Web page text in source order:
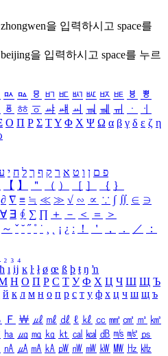
zhongwen을 입력하시고 space를
beijing을 입력하시고 space를 누르
ㅯ ㅰ ㅱ ㅲ ㅳ ㅴ ㅵ ㅶ ㅷ ㅸ
ㅹ
ㆄ ㆅ ㆆ ㆇ ㆈ ㆉ ㆊ ㆋ ㆌ ㆍ
ㆎ
Ο Π Ρ Σ ΤΥ Φ Χ Ψ Ω α β γ δ ε ζ η
פ ם ן ו ט א ר ק ף ך ל ח י
【 】 ＂ （ ） ［ ］ ｛ ｝
∂ ∇ ≡ ≒ ≪ ≫ √ ∽ ∝ ∵ ∫ ∬ ∈ ∋
∀ ∃ ∮ ∑ ∏ ＋ － ＜ ＝
＞
～ ˇ ˘ ˝ ˚ ˙ ¸ ¡ ¿ ː ！ ＇ ， ． ／
：
₂ ₃ ₄
ħ ı ĳ ĸ ŀ ł ø œ ß þ ŧ ŋ ŉ
Н О П Р С Т У Ф Х Ц Ч Ш Щ Ъ
й к л м н о п р с т у ф х ц ч ш щ ъ
Ｆ ￦ ㎕ ㎖ ㎗ ℓ ㎘ ㏄ ㎣ ㎤ ㎥ ㎦
㏊ ㎍ ㎎ ㎏ ㏏ ㎈ ㎉ ㏈ ㎧ ㎨ ㎰
㎁ ㎂ ㎃ ㎄ ㎺ ㎻ ㎽ ㎾ ㎿ ㎐ ㎑